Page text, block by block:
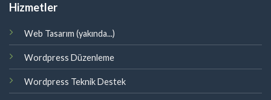
Hizmetler
Web Tasarım (yakında...)
Wordpress Düzenleme
Wordpress Teknik Destek